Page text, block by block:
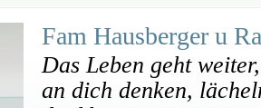
Fam Hausberger u
Das Leben geht
an dich denken,